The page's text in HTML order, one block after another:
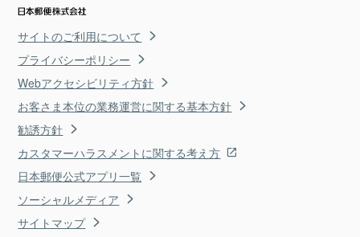
サイトのご利用について
プライバシーポリシー
Webアクセシビリティ方針
お客さま本位の業務運営に関する基本方針
勧誘方針
カスタマーハラスメントに関する考え方
日本郵便公式アプリ一覧
ソーシャルメディア
サイトマップ